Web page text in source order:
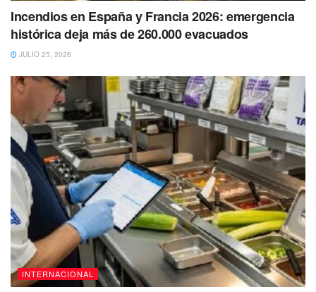
Incendios en España y Francia 2026: emergencia
histórica deja más de 260.000 evacuados
JULIO 25, 2026
INTERNACIONAL